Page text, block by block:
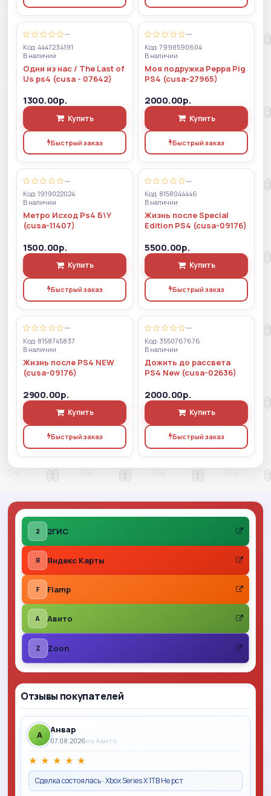
—
Код: 4447234191
В наличии
Одни из нас / The Last of
Us ps4 (cusa - 07642)
1300.00р.
Купить
Быстрый заказ
—
Код: 7998590604
В наличии
Моя подружка Peppa Pig
PS4 (cusa-27965)
2000.00р.
Купить
Быстрый заказ
—
Код: 1919022024
В наличии
Метро Исход Ps4 Б\У
(cusa-11407)
1500.00р.
Купить
Быстрый заказ
—
Код: 8158044446
В наличии
Жизнь после Special
Edition PS4 (cusa-09176)
5500.00р.
Купить
Быстрый заказ
—
Код: 8158745837
В наличии
Жизнь после PS4 NEW
(cusa-09176)
2900.00р.
Купить
Быстрый заказ
—
Код: 3550767676
В наличии
Дожить до рассвета
PS4 New (cusa-02636)
2000.00р.
Купить
Быстрый заказ
Отзывы покупателей
A Анвар
07.08.2026на Авито
★ ★ ★ ★ ★
Сделка состоялась · Xbox Series X 1TB Не рст
2 2ГИС
Я Яндекс Карты
F Flamp
A Авито
Z Zoon